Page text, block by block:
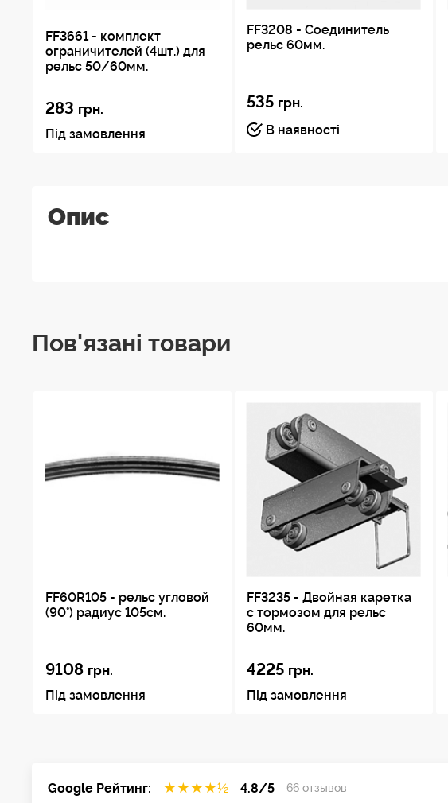
FF3661 - комплект
ограничителей (4шт.) для
рельс 50/60мм.
283 грн.
Під замовлення
FF3208 - Соединитель
рельс 60мм.
535 грн.
В наявності
Опис
Пов'язані товари
FF60R105 - рельс угловой
(90°) радиус 105см.
9108 грн.
Під замовлення
FF3235 - Двойная каретка
с тормозом для рельс
60мм.
4225 грн.
Під замовлення
Google Рейтинг: ★ ★ ★ ★½ 4.8/5 66 отзывов